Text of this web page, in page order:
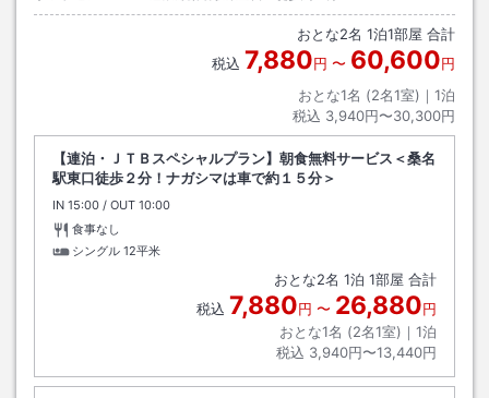
おとな2名 1泊1部屋 合計
税込 7,880円 〜 60,600円
おとな1名 (2名1室)｜ 1泊
税込 3,940円〜30,300円
【連泊・ＪＴＢスペシャルプラン】朝食無料サービス＜桑名
駅東口徒歩２分！ナガシマは車で約１５分＞
IN チェックイン
15:00 / OUT チェックアウト
10:00
食事なし
シングル 12平米
おとな2名 1泊 1部屋 合計
税込 7,880円 〜 26,880円
おとな1名 (2名1室)｜ 1泊
税込 3,940円〜13,440円